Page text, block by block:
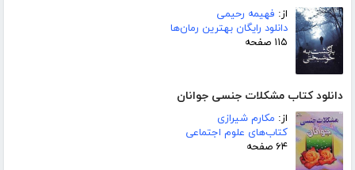
از: فهیمه رحیمی
دانلود رایگان بهترین رمان‌ها
۱۱۵ صفحه
دانلود کتاب مشکلات جنسی جوانان
از: مکارم شیرازی
کتاب‌های علوم اجتماعی
۶۴ صفحه